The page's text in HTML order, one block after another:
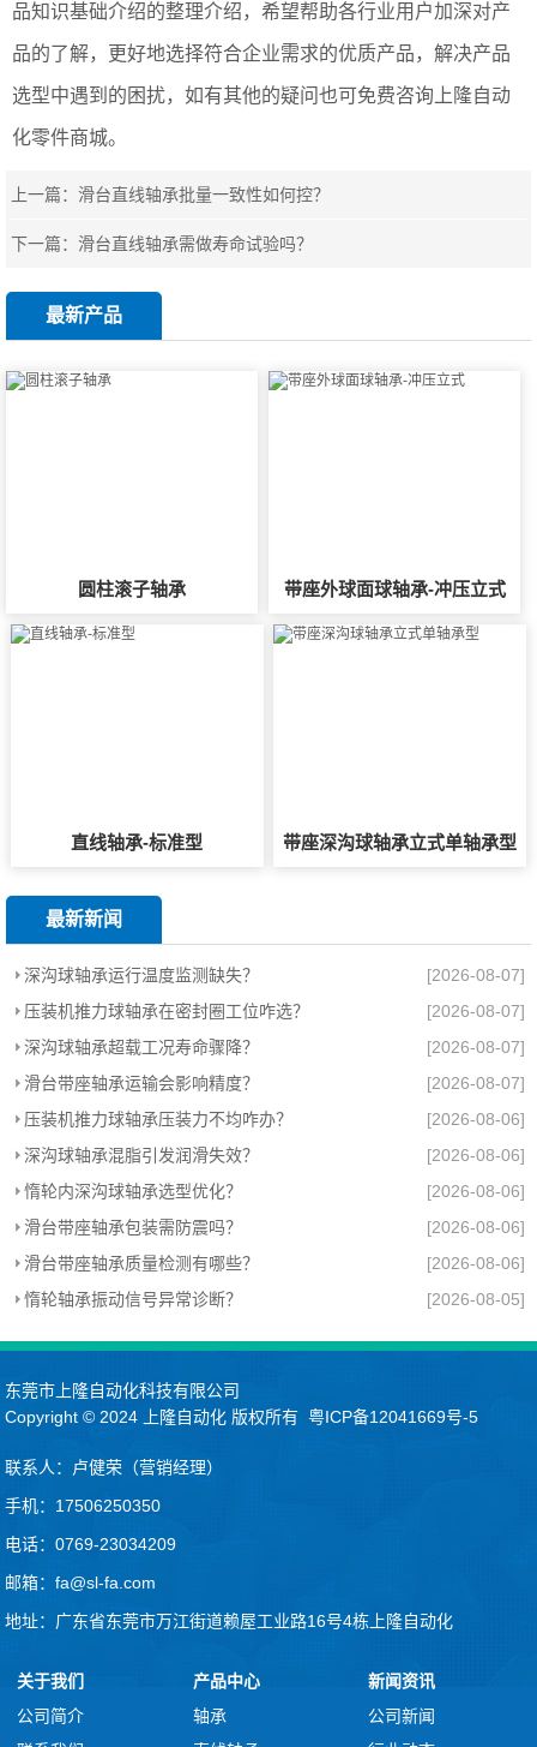
品知识基础介绍的整理介绍，希望帮助各行业用户加深对产
品的了解，更好地选择符合企业需求的优质产品，解决产品
选型中遇到的困扰，如有其他的疑问也可免费咨询上隆自动
化零件商城。
上一篇： 滑台直线轴承批量一致性如何控？
下一篇： 滑台直线轴承需做寿命试验吗？
最新产品
圆柱滚子轴承 带座外球面球轴承-冲压立式
直线轴承-标准型 带座深沟球轴承立式单轴承型
最新新闻
深沟球轴承运行温度监测缺失？
[2026-08-07]
压装机推力球轴承在密封圈工位咋选？
[2026-08-07]
深沟球轴承超载工况寿命骤降？
[2026-08-07]
滑台带座轴承运输会影响精度？
[2026-08-07]
压装机推力球轴承压装力不均咋办？
[2026-08-06]
深沟球轴承混脂引发润滑失效？
[2026-08-06]
惰轮内深沟球轴承选型优化？
[2026-08-06]
滑台带座轴承包装需防震吗？
[2026-08-06]
滑台带座轴承质量检测有哪些？
[2026-08-06]
惰轮轴承振动信号异常诊断？
[2026-08-05]
东莞市上隆自动化科技有限公司
Copyright © 2024
上隆自动化 版权所有粤ICP备12041669号-5
联系人：卢健荣（营销经理）
手机：17506250350
电话：0769-23034209
邮箱：fa@sl-fa.com
地址：广东省东莞市万江街道赖屋工业路16号4栋上隆自动化
关于我们
公司简介
产品中心
轴承
新闻资讯
公司新闻